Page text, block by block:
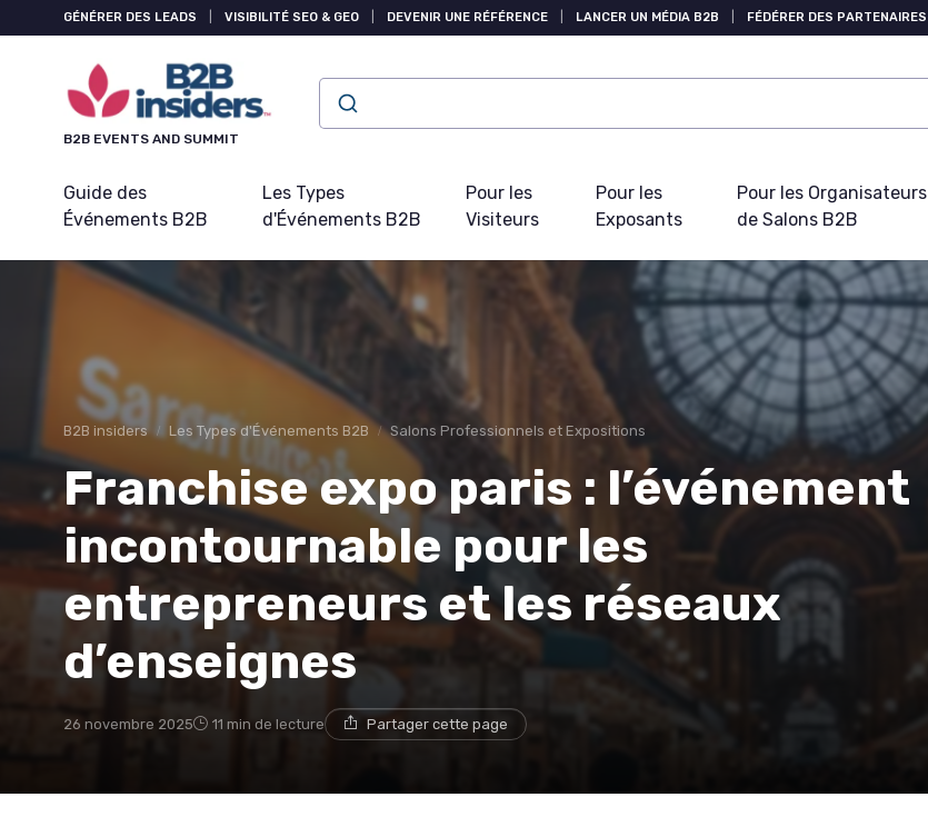
GÉNÉRER DES LEADS VISIBILITÉ SEO & GEO DEVENIR UNE RÉFÉRENCE LANCER UN MÉDIA B2B FÉDÉRER DES PARTENAIRES
B2B EVENTS AND SUMMIT
Guide des
Événements B2B
Les Types
d'Événements B2B
Pour les
Visiteurs
Pour les
Exposants
Pour les Organisateurs
de Salons B2B
B2B insiders Les Types d'Événements B2B Salons Professionnels et Expositions
Franchise expo paris : l’événement
incontournable pour les
entrepreneurs et les réseaux
d’enseignes
26 novembre 2025 11 min de lecture Partager cette page
Panneau de gestion des cookies